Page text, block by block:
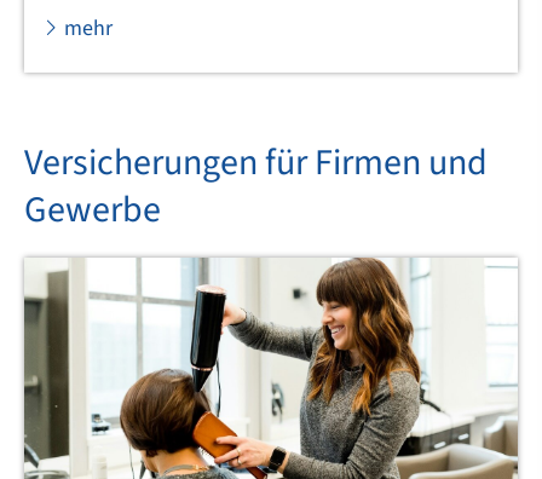
mehr
Versicherungen für Firmen und
Gewerbe